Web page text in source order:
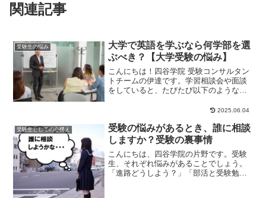
関連記事
受験生の悩み
大学で英語を学ぶなら何学部を選
ぶべき？【大学受験の悩み】
こんにちは！四谷学院 受験コンサルタン
トチームの伊達です。学習相談会や面談
をしていると、たびたび以下のような相
2025.06.04
受験生としての心構え
受験の悩みがあるとき、誰に相談
しますか？受験の裏事情
こんにちは、四谷学院の片野です。受験
生、それぞれ悩みがあることでしょう。
「進路どうしよう？」「部活と受験勉強